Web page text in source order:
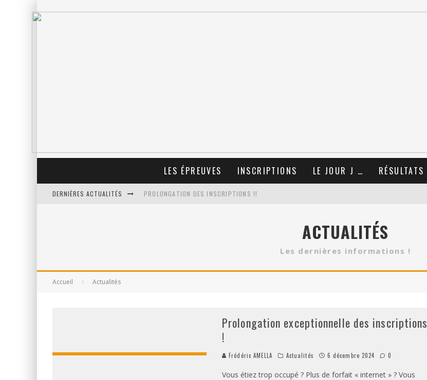
LES ÉPREUVES INSCRIPTIONS LE JOUR J … RÉSULTATS
DERNIÈRES ACTUALITÉS PROLONGATION DES INSCRIPTIONS !!
RÉSULTATS DES FOULÉES DE NOËL 2025, PHOTOS ET VIDÉOS
ACTUALITÉS
Les dernières informations !
Accueil Actualités
Prolongation exceptionnelle des inscriptions
!
Frédéric AMELLA Actualités 6 décembre 2024 0
Vous étiez trop occupé ? Plus de forfait « internet » ? Vous